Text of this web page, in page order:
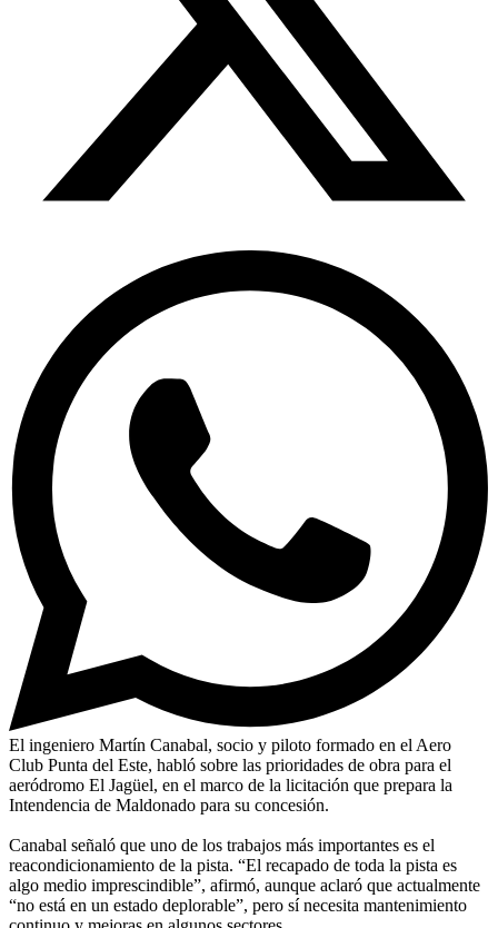
El ingeniero Martín Canabal, socio y piloto formado en el Aero
Club Punta del Este, habló sobre las prioridades de obra para el
aeródromo El Jagüel, en el marco de la licitación que prepara la
Intendencia de Maldonado para su concesión.
Canabal señaló que uno de los trabajos más importantes es el
reacondicionamiento de la pista. “El recapado de toda la pista es
algo medio imprescindible”, afirmó, aunque aclaró que actualmente
“no está en un estado deplorable”, pero sí necesita mantenimiento